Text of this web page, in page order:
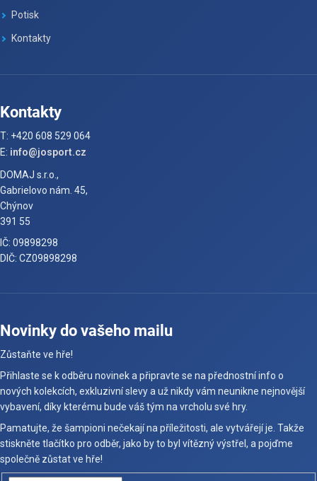
Potisk
Kontakty
Kontakty
T: +420 608 529 064
E: info@josport.cz
DOMAJ s.r.o.,
Gabrielovo nám. 45,
Chýnov
391 55
IČ: 09898298
DIČ: CZ09898298
Novinky do vašeho mailu
Zůstaňte ve hře!
Přihlaste se k odběru novinek a připravte se na přednostní info o
nových kolekcích, exkluzivní slevy a už nikdy vám neunikne nejnovější
vybavení, díky kterému bude váš tým na vrcholu své hry.
Pamatujte, že šampioni nečekají na příležitosti, ale vytvářejí je. Takže
stiskněte tlačítko pro odběr, jako by to byl vítězný výstřel, a pojďme
společně zůstat ve hře!